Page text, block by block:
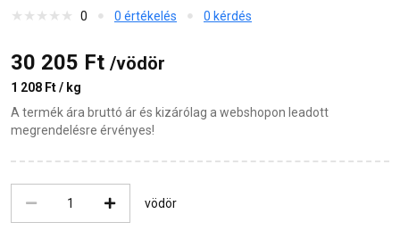
0
0 értékelés 0 kérdés
30 205 Ft /vödör
1 208 Ft / kg
A termék ára bruttó ár és kizárólag a webshopon leadott
megrendelésre érvényes!
vödör